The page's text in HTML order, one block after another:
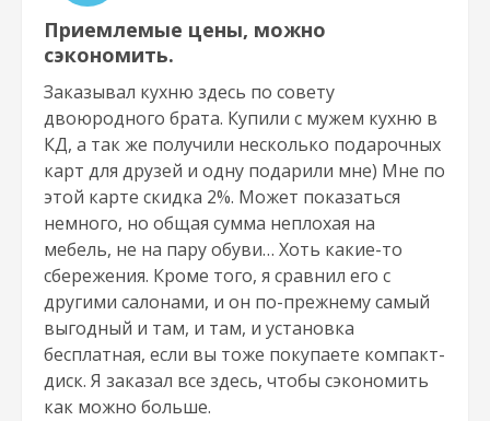
Приемлемые цены, можно
сэкономить.
Заказывал кухню здесь по совету
двоюродного брата. Купили с мужем кухню в
КД, а так же получили несколько подарочных
карт для друзей и одну подарили мне) Мне по
этой карте скидка 2%. Может показаться
немного, но общая сумма неплохая на
мебель, не на пару обуви… Хоть какие-то
сбережения. Кроме того, я сравнил его с
другими салонами, и он по-прежнему самый
выгодный и там, и там, и установка
бесплатная, если вы тоже покупаете компакт-
диск. Я заказал все здесь, чтобы сэкономить
как можно больше.